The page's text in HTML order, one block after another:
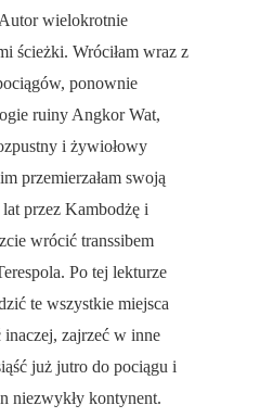
wielokrotnie
ścieżki. Wróciłam wraz z
ponownie
ruiny Angkor Wat,
i żywiołowy
przemierzałam swoją
przez Kambodżę i
wrócić transsibem
Po tej lekturze
te wszystkie miejsca
zajrzeć w inne
już jutro do pociągu i
niezwykły kontynent.